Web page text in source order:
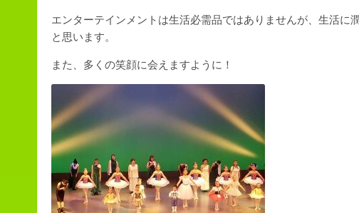
エンターテインメントは生活必需品ではありませんが、生活に
と思います。
また、多くの笑顔に会えますように！